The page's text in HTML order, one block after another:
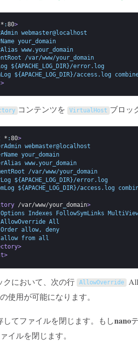
* :80>
webmaster@localhost
your_domain
www.your_domain
/var/www/your_domain
error.log
access.log
コンテンツを VirtualHost ブロッ
* :80>
webmaster@localhost
your_domain
www.your_domain
/var/www/your_domain
error.log
access.log
/var/www/your_ domain>
FollowSymLinks
All
deny
all
クにおいて、次の行 AllowOverride
使用が可能になります。
してファイルを閉じます。もしnano
イルを閉じます。